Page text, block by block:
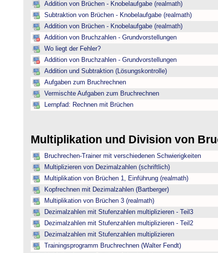
Addition von Brüchen - Knobelaufgabe (realmath)
Subtraktion von Brüchen - Knobelaufgabe (realmath)
Addition von Brüchen - Knobelaufgabe (realmath)
Addition von Bruchzahlen - Grundvorstellungen
Wo liegt der Fehler?
Addition von Bruchzahlen - Grundvorstellungen
Addition und Subtraktion (Lösungskontrolle)
Aufgaben zum Bruchrechnen
Vermischte Aufgaben zum Bruchrechnen
Lernpfad: Rechnen mit Brüchen
Multiplikation und Division von
Bruchrechen-Trainer mit verschiedenen Schwierigkeiten
Multiplizieren von Dezimalzahlen (schriftlich)
Multiplikation von Brüchen 1, Einführung (realmath)
Kopfrechnen mit Dezimalzahlen (Bartberger)
Multiplikation von Brüchen 3 (realmath)
Dezimalzahlen mit Stufenzahlen multiplizieren - Teil3
Dezimalzahlen mit Stufenzahlen multiplizieren - Teil2
Dezimalzahlen mit Stufenzahlen multiplizieren
Trainingsprogramm Bruchrechnen (Walter Fendt)